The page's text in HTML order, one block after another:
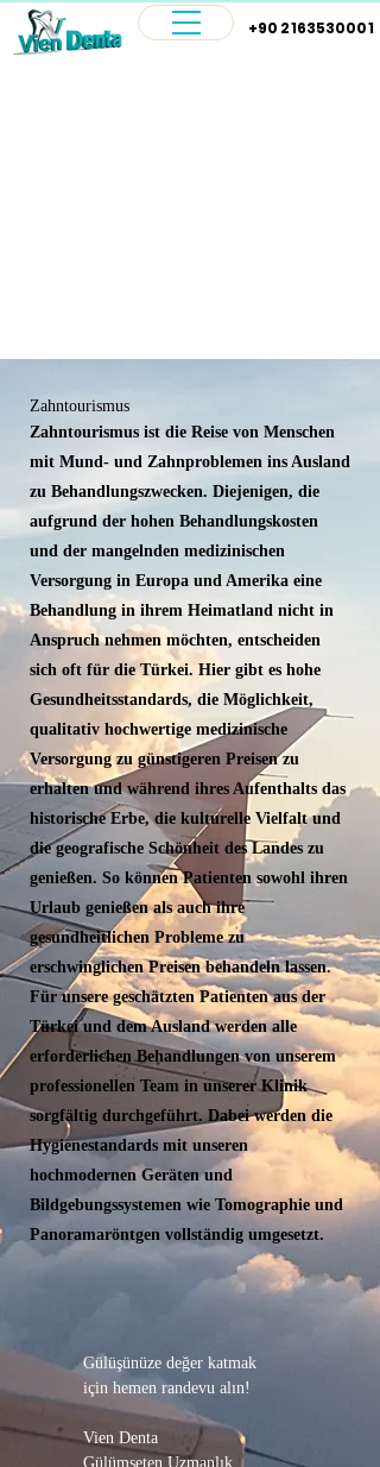
+90 2163530001
Zahntourismus
Zahntourismus ist die Reise von Menschen
mit Mund- und Zahnproblemen ins Ausland
zu Behandlungszwecken. Diejenigen, die
aufgrund der hohen Behandlungskosten
und der mangelnden medizinischen
Versorgung in Europa und Amerika eine
Behandlung in ihrem Heimatland nicht in
Anspruch nehmen möchten, entscheiden
sich oft für die Türkei. Hier gibt es hohe
Gesundheitsstandards, die Möglichkeit,
qualitativ hochwertige medizinische
Versorgung zu günstigeren Preisen zu
erhalten und während ihres Aufenthalts das
historische Erbe, die kulturelle Vielfalt und
die geografische Schönheit des Landes zu
genießen. So können Patienten sowohl ihren
Urlaub genießen als auch ihre
gesundheitlichen Probleme zu
erschwinglichen Preisen behandeln lassen.
Für unsere geschätzten Patienten aus der
Türkei und dem Ausland werden alle
erforderlichen Behandlungen von unserem
professionellen Team in unserer Klinik
sorgfältig durchgeführt. Dabei werden die
Hygienestandards mit unseren
hochmodernen Geräten und
Bildgebungssystemen wie Tomographie und
Panoramaröntgen vollständig umgesetzt.
Gülüşünüze değer katmak
için hemen randevu alın!
Vien Denta
Gülümseten Uzmanlık